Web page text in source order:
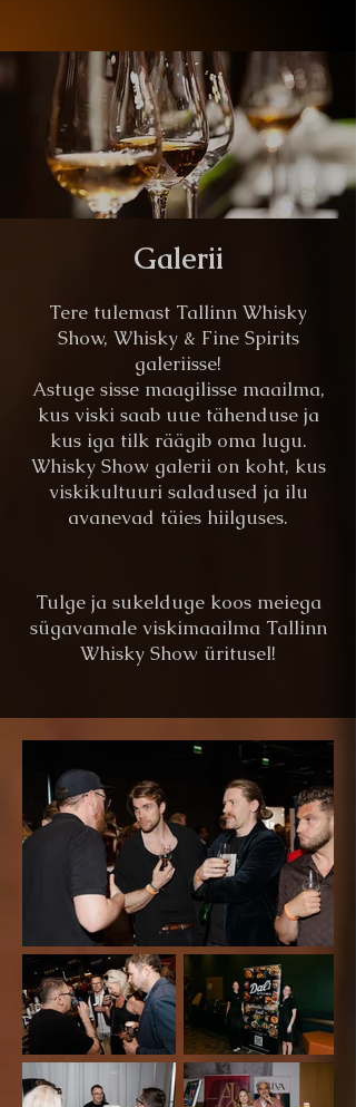
Galerii
Tere tulemast Tallinn Whisky
Show, Whisky & Fine Spirits
galeriisse!
Astuge sisse maagilisse maailma,
kus viski saab uue tähenduse ja
kus iga tilk räägib oma lugu.
Whisky Show galerii on koht, kus
viskikultuuri saladused ja ilu
avanevad täies hiilguses.
Tulge ja sukelduge koos meiega
sügavamale viskimaailma Tallinn
Whisky Show üritusel!